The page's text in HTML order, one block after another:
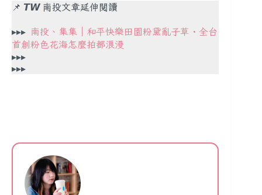
📌 𝙏𝙒 南投文章延伸閱讀
▸▸▸ 南投、集集｜和平快樂田園粉黛亂子草・全台
首創粉色花海怎麼拍都浪漫
▸▸▸
▸▸▸